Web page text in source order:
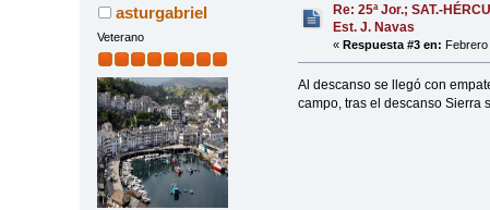
asturgabriel
Veterano
Re: 25ª Jor.; SAT.-
Est. J. Navas
«Respuesta #3 en: Febrero
Al descanso se llegó con
campo, tras el descanso Sierra